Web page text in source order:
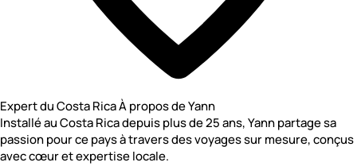
Expert du Costa RicaÀ propos de Yann
Installé au Costa Rica depuis plus de 25 ans, Yann partage sa
passion pour ce pays à travers des voyages sur mesure, conçus
avec cœur et expertise locale.